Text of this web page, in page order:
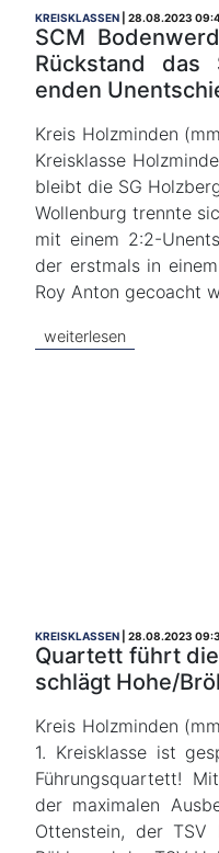
KREISKLASSEN 28.08.2023
SCM
Rückstand
enden
Kreis Holzminden
Kreisklasse
bleibt die SG
Wollenburg trennte
mit einem 2:2-
der erstmals in
Roy Anton gecoacht
weiterlesen
KREISKLASSEN 28.08.2023
Quartett führt
schlägt Hohe/
Kreis Holzminden
1. Kreisklasse ist
Führungsquartett!
der maximalen
Ottenstein, der TSV